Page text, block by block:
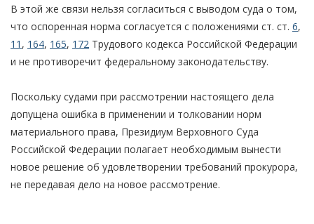
В этой же связи нельзя согласиться с выводом суда о том,
что оспоренная норма согласуется с положениями ст. ст. 6,
11 , 164, 165, 172 Трудового кодекса Российской Федерации
и не противоречит федеральному законодательству.
Поскольку судами при рассмотрении настоящего дела
допущена ошибка в применении и толковании норм
материального права, Президиум Верховного Суда
Российской Федерации полагает необходимым вынести
новое решение об удовлетворении требований прокурора,
не передавая дело на новое рассмотрение.